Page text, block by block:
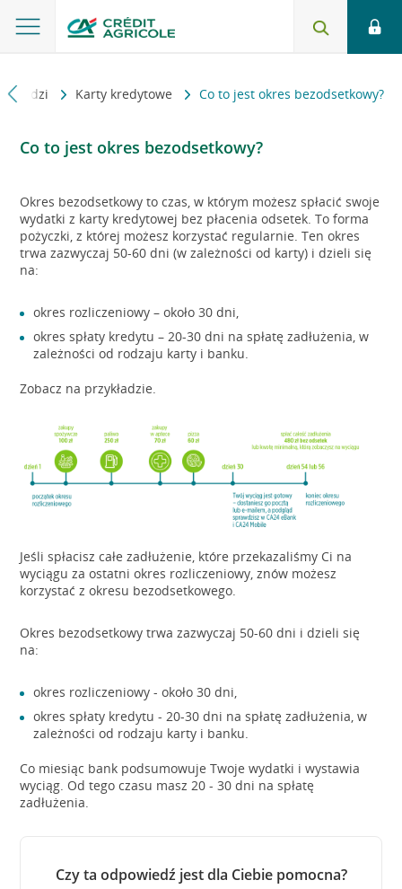
Karty kredytowe Co to jest okres bezodsetkowy?
Co to jest okres bezodsetkowy?
Okres bezodsetkowy to czas, w którym możesz spłacić swoje
wydatki z karty kredytowej bez płacenia odsetek. To forma
pożyczki, z której możesz korzystać regularnie. Ten okres
trwa zazwyczaj 50-60 dni (w zależności od karty) i dzieli się
na:
okres rozliczeniowy – około 30 dni,
okres spłaty kredytu – 20-30 dni na spłatę zadłużenia, w
zależności od rodzaju karty i banku.
Zobacz na przykładzie.
Jeśli spłacisz całe zadłużenie, które przekazaliśmy Ci na
wyciągu za ostatni okres rozliczeniowy, znów możesz
korzystać z okresu bezodsetkowego.
Okres bezodsetkowy trwa zazwyczaj 50-60 dni i dzieli się
na:
okres rozliczeniowy - około 30 dni,
okres spłaty kredytu - 20-30 dni na spłatę zadłużenia, w
zależności od rodzaju karty i banku.
Co miesiąc bank podsumowuje Twoje wydatki i wystawia
wyciąg. Od tego czasu masz 20 - 30 dni na spłatę
zadłużenia.
Czy ta odpowiedź jest dla Ciebie pomocna?